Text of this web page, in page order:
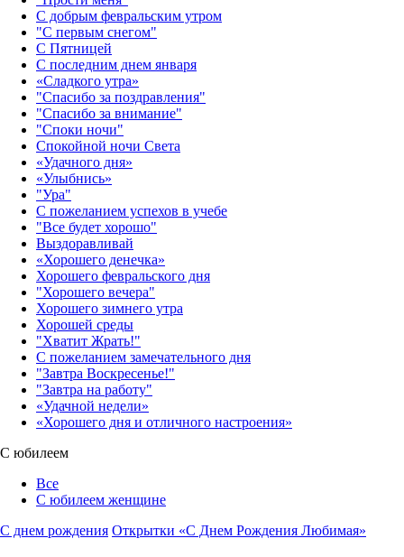
С добрым февральским утром
"С первым снегом"
С Пятницей
С последним днем января
«Сладкого утра»‎
"Спасибо за поздравления"
"Спасибо за внимание"
"Споки ночи"
Спокойной ночи Света
«Удачного дня»‎
«Улыбнись»‎
"Ура"
С пожеланием успехов в учебе
"Все будет хорошо"
Выздоравливай
«‎Хорошего денечка»‎
Хорошего февральского дня
"Хорошего вечера"
Хорошего зимнего утра
Хорошей среды
"Хватит Жрать!"
С пожеланием замечательного дня
"Завтра Воскресенье!"
"Завтра на работу"
«Удачной недели»‎
«Хорошего дня и отличного настроения»‎
С юбилеем
Все
С юбилеем женщине
С днем рождения Открытки «С Днем Рождения Любимая»‎